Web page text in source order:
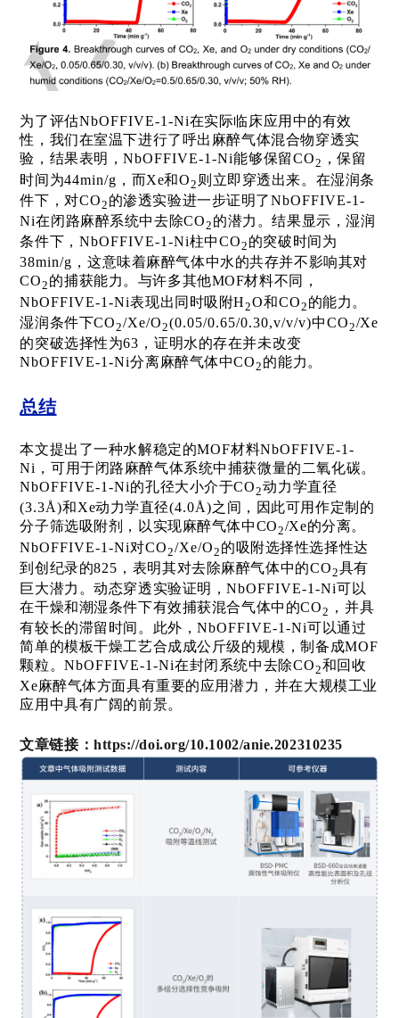
为了评估NbOFFIVE-1-Ni在实际临床应用中的有效
性，我们在室温下进行了呼出麻醉气体混合物穿透实
验，结果表明，NbOFFIVE-1-Ni能够保留CO2 ，保留
时间为44min/g ，而Xe和O2则立即穿透出来。 在湿润条
件下，对CO2 的渗透实验进一步证明了NbOFFIVE-1-
Ni在闭路麻醉系统中去除CO2 的潜力。结果显示，湿润
条件下， NbOFFIVE-1-Ni柱中CO2 的突破时间为
38min/g ，这意味着麻醉气体中水的共存并不影响其对
CO2 的捕获能力。与许多其他MOF材料不同，
NbOFFIVE-1-Ni表现出同时吸附H2O和CO2 的能力。
湿润条件下CO2/Xe/O2(0.05/0.65/0.30,v/v/v)中CO2/Xe
的突破选择性为63 ，证明水的存在并未改变
NbOFFIVE-1-Ni分离麻醉气体中CO2 的能力。
总结
本文提出了一种水解稳定的MOF材料NbOFFIVE-1-
Ni ，可用于闭路麻醉气体系统中捕获微量的二氧化碳。
NbOFFIVE-1-Ni的孔径大小介于CO2动力学直径
(3.3Å)和Xe动力学直径(4.0Å)之间，因此可用作定制的
分子筛选吸附剂，以实现麻醉气体中CO2/Xe的分离。
NbOFFIVE-1-Ni对CO2/Xe/O2 的吸附选择性选择性达
到创纪录的825 ，表明其对去除麻醉气体中的CO2具有
巨大潜力 。动态穿透实验证明，NbOFFIVE-1-Ni可以
在干燥和潮湿条件下有效捕获混合气体中的CO2 ，并具
有较长的滞留时间。 此外，NbOFFIVE-1-Ni可以通过
简单的模板干燥工艺合成成公斤级的规模，制备成MOF
颗粒。NbOFFIVE-1-Ni在封闭系统中去除CO2和回收
Xe麻醉气体方面具有重要的应用潜力，并在大规模工业
应用中具有广阔的前景。
文章链接：https://doi.org/10.1002/anie.202310235